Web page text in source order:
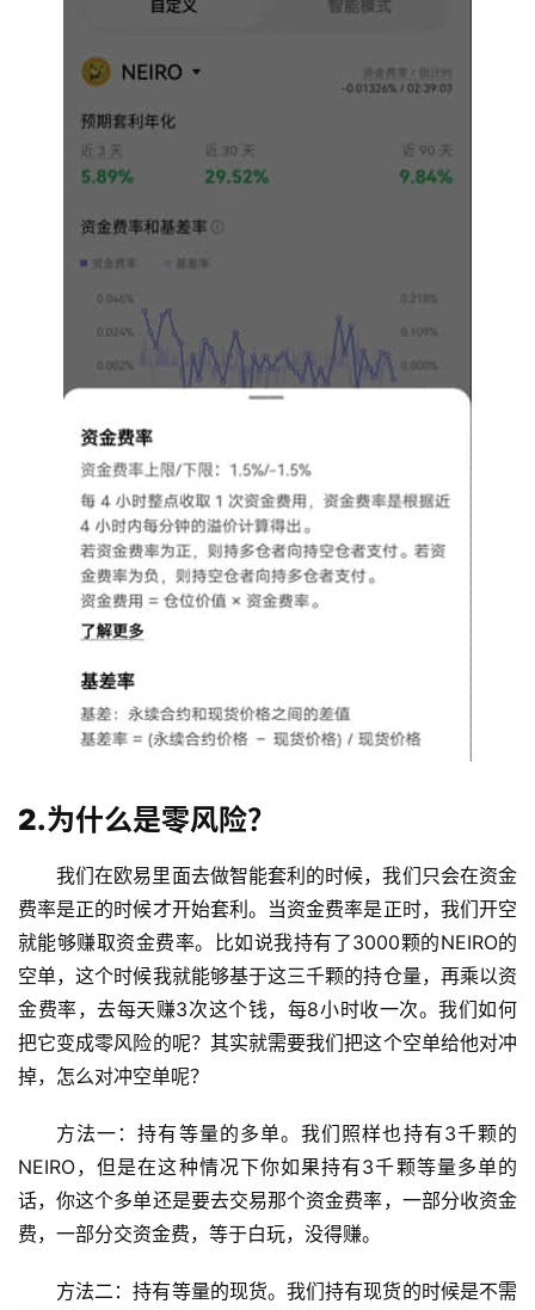
2.为什么是零风险？
我们在欧易里面去做智能套利的时候，我们只会在资金
费率是正的时候才开始套利。当资金费率是正时，我们开空
就能够赚取资金费率。比如说我持有了3000颗的NEIRO的
空单，这个时候我就能够基于这三千颗的持仓量，再乘以资
金费率，去每天赚3次这个钱，每8小时收一次。我们如何
把它变成零风险的呢？其实就需要我们把这个空单给他对冲
掉，怎么对冲空单呢？
方法一：持有等量的多单。我们照样也持有3千颗的
NEIRO，但是在这种情况下你如果持有3千颗等量多单的
话，你这个多单还是要去交易那个资金费率，一部分收资金
费，一部分交资金费，等于白玩，没得赚。
方法二：持有等量的现货。我们持有现货的时候是不需